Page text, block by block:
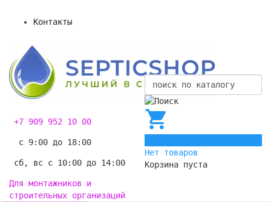
Контакты
+7 909 952 10 00
с 9:00 до 18:00
сб, вс с 10:00 до 14:00
Для монтажников и
строительных организаций
Нет товаров
Корзина пуста